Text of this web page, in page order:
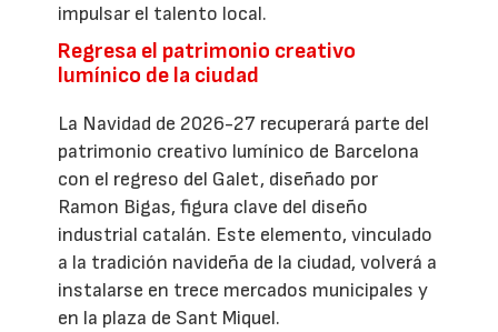
impulsar el talento local.
Regresa el patrimonio creativo
lumínico de la ciudad
La Navidad de 2026-27 recuperará parte del
patrimonio creativo lumínico de Barcelona
con el regreso del Galet, diseñado por
Ramon Bigas, figura clave del diseño
industrial catalán. Este elemento, vinculado
a la tradición navideña de la ciudad, volverá a
instalarse en trece mercados municipales y
en la plaza de Sant Miquel.